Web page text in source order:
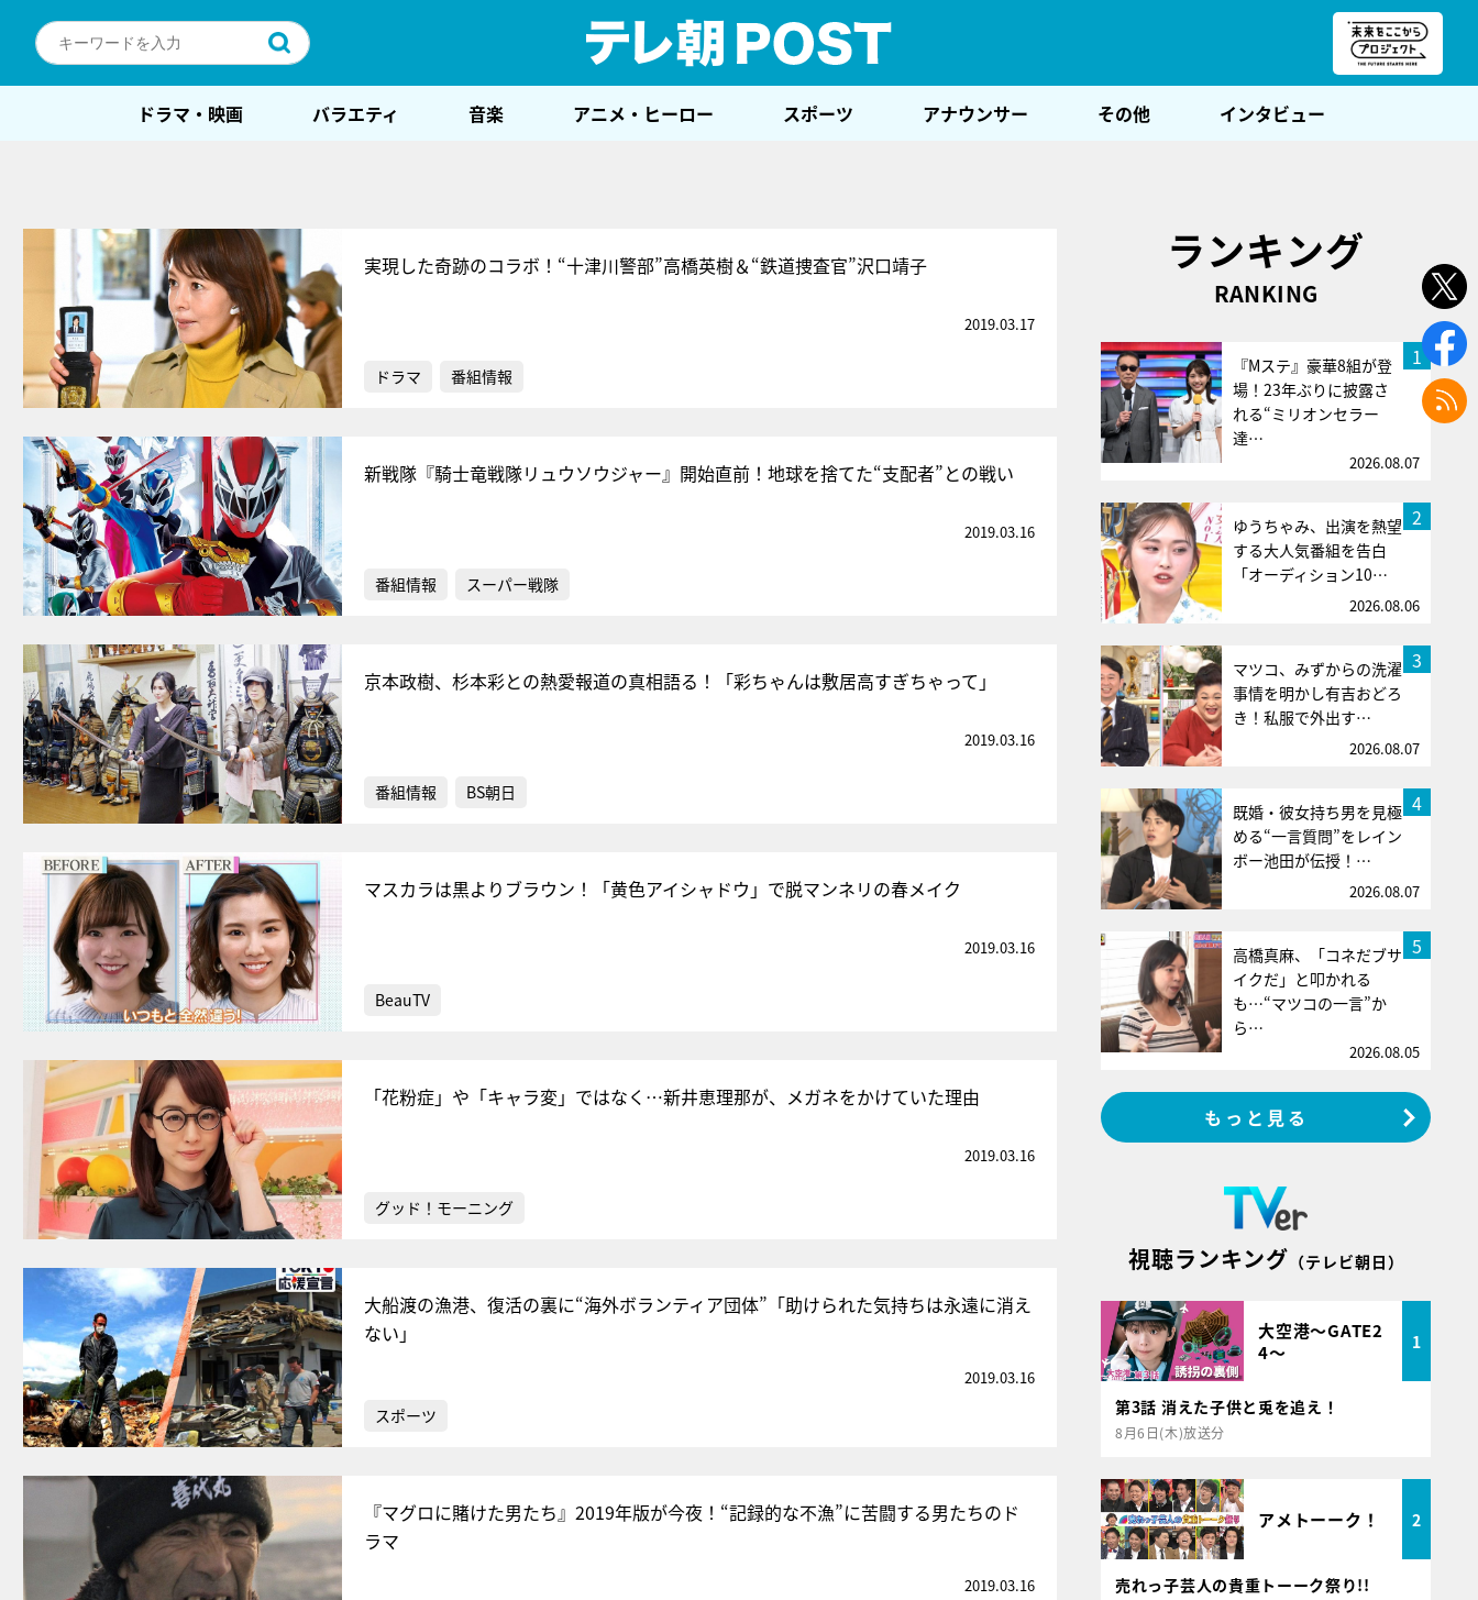
ドラマ・映画 バラエティ 音楽 アニメ・ヒーロー スポーツ アナウンサー その他 インタビュー
実現した奇跡のコラボ！“十津川警部”高橋英樹＆“鉄道捜査官”沢口靖子
2019.03.17
ドラマ 番組情報
新戦隊『騎士竜戦隊リュウソウジャー』開始直前！地球を捨てた“支配者”との戦い
2019.03.16
番組情報 スーパー戦隊
京本政樹、杉本彩との熱愛報道の真相語る！「彩ちゃんは敷居高すぎちゃって」
2019.03.16
番組情報 BS朝日
マスカラは黒よりブラウン！「黄色アイシャドウ」で脱マンネリの春メイク
2019.03.16
BeauTV
「花粉症」や「キャラ変」ではなく…新井恵理那が、メガネをかけていた理由
2019.03.16
グッド！モーニング
大船渡の漁港、復活の裏に“海外ボランティア団体”「助けられた気持ちは永遠に消え
ない」
2019.03.16
スポーツ
『マグロに賭けた男たち』2019年版が今夜！“記録的な不漁”に苦闘する男たちのド
ラマ
2019.03.16
ランキング
RANKING
1
『Mステ』豪華8組が登
場！23年ぶりに披露さ
れる“ミリオンセラー
達…
2026.08.07
2
ゆうちゃみ、出演を熱望
する大人気番組を告白
「オーディション10…
2026.08.06
3
マツコ、みずからの洗濯
事情を明かし有吉おどろ
き！私服で外出す…
2026.08.07
4
既婚・彼女持ち男を見極
める“一言質問”をレイン
ボー池田が伝授！…
2026.08.07
5
高橋真麻、「コネだブサ
イクだ」と叩かれる
も…“マツコの一言”か
ら…
2026.08.05
もっと見る
視聴ランキング （テレビ朝日）
大空港～GATE2
4～
1
第3話 消えた子供と兎を追え！
8月6日(木)放送分
アメトーーク！ 2
売れっ子芸人の貴重トーーク祭り!!